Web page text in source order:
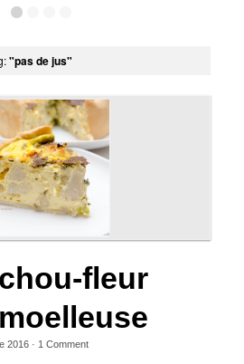
"pas de jus"
fleur
2016· 1 Comment